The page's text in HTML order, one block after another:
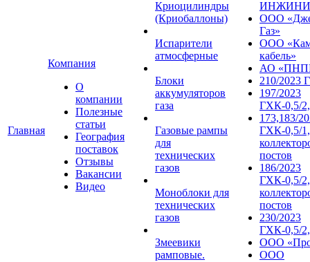
Главная
Компания
О
компании
Полезные
статьи
География
поставок
Отзывы
Вакансии
Видео
Криоцилиндры
(Криобаллоны)
Испарители
атмосферные
Блоки
аккумуляторов
газа
Газовые рампы
для
технических
газов
Моноблоки для
технических
газов
Змеевики
рамповые.
ООО
Газ»
ООО
кабель»
АО
210/2023
197/2023
ГХК-0,5/
173,183/
ГХК-0,5/
постов
186/2023
ГХК-0,5/
постов
230/2023
ГХК-0,5/
ООО
ООО